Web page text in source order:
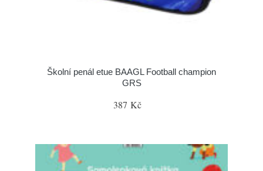
Školní penál etue BAAGL Football champion
GRS
387 Kč